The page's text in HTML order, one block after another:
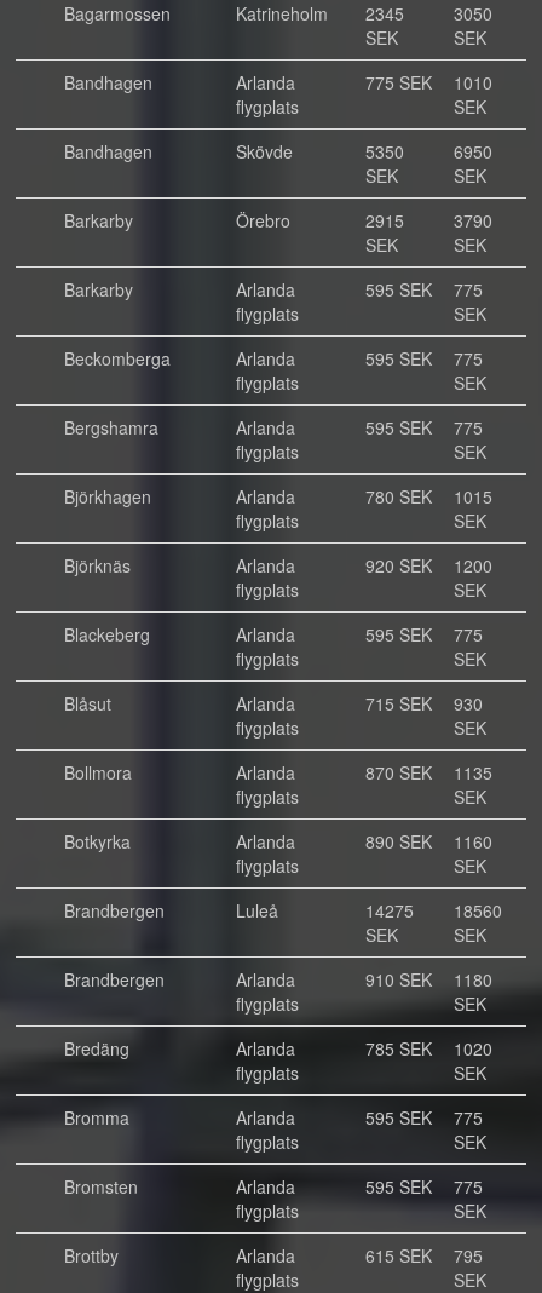
Bagarmossen
Katrineholm
2345
SEK
3050
SEK
Bandhagen
Arlanda
flygplats
775 SEK
1010
SEK
Bandhagen
Skövde
5350
SEK
6950
SEK
Barkarby
Örebro
2915
SEK
3790
SEK
Barkarby
Arlanda
flygplats
595 SEK
775
SEK
Beckomberga
Arlanda
flygplats
595 SEK
775
SEK
Bergshamra
Arlanda
flygplats
595 SEK
775
SEK
Björkhagen
Arlanda
flygplats
780 SEK
1015
SEK
Björknäs
Arlanda
flygplats
920 SEK
1200
SEK
Blackeberg
Arlanda
flygplats
595 SEK
775
SEK
Blåsut
Arlanda
flygplats
715 SEK
930
SEK
Bollmora
Arlanda
flygplats
870 SEK
1135
SEK
Botkyrka
Arlanda
flygplats
890 SEK
1160
SEK
Brandbergen
Luleå
14275
SEK
18560
SEK
Brandbergen
Arlanda
flygplats
910 SEK
1180
SEK
Bredäng
Arlanda
flygplats
785 SEK
1020
SEK
Bromma
Arlanda
flygplats
595 SEK
775
SEK
Bromsten
Arlanda
flygplats
595 SEK
775
SEK
Brottby
Arlanda
flygplats
615 SEK
795
SEK